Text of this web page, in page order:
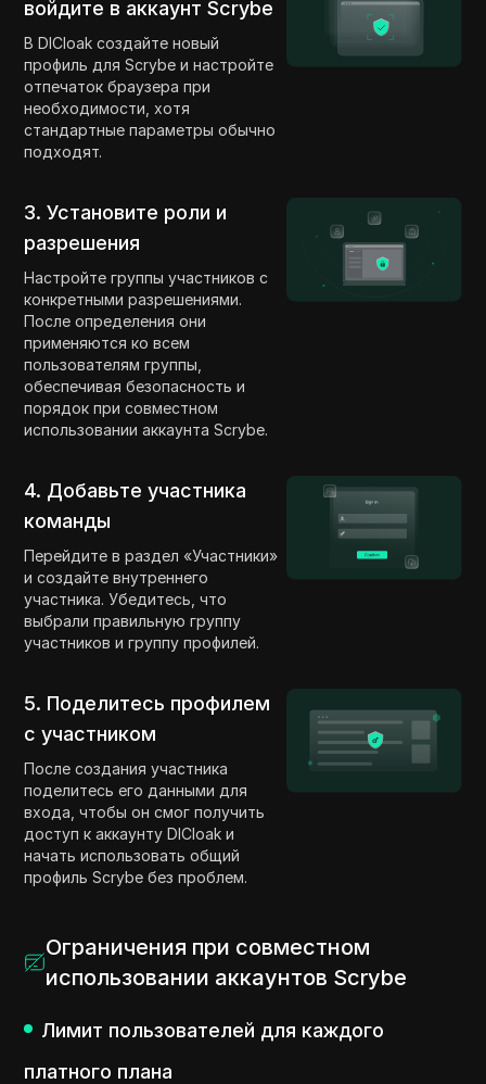
войдите в аккаунт Scrybe
В DICloak создайте новый
профиль для Scrybe и настройте
отпечаток браузера при
необходимости, хотя
стандартные параметры обычно
подходят.
3. Установите роли и
разрешения
Настройте группы участников с
конкретными разрешениями.
После определения они
применяются ко всем
пользователям группы,
обеспечивая безопасность и
порядок при совместном
использовании аккаунта Scrybe.
4. Добавьте участника
команды
Перейдите в раздел «Участники»
и создайте внутреннего
участника. Убедитесь, что
выбрали правильную группу
участников и группу профилей.
5. Поделитесь профилем
с участником
После создания участника
поделитесь его данными для
входа, чтобы он смог получить
доступ к аккаунту DICloak и
начать использовать общий
профиль Scrybe без проблем.
Ограничения при совместном
использовании аккаунтов Scrybe
Лимит пользователей для каждого
платного плана